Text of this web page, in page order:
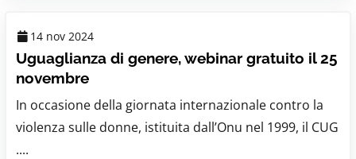
14 nov 2024
Uguaglianza di genere, webinar gratuito il 25
novembre
In occasione della giornata internazionale contro la
violenza sulle donne, istituita dall’Onu nel 1999, il CUG
....